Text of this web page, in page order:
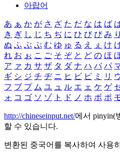
아랍어
あ ぁ か が さ ざ た だ な は ば
き ぎ し じ ち ぢ に ひ び ぴ み り
ぬ ふ ぶ ぷ む ゆ ゅ る え ぇ け
れ お ぉ こ ご そ ぞ と ど の ほ
ア ァ カ サ ザ タ ダ ナ ハ バ パ
ギ シ ジ チ ヂ ニ ヒ ビ ピ ミ リ
フ ブ プ ム ユ ュ ル エ ェ ケ ゲ
ォ コ ゴ ソ ゾ ト ド ノ ホ ボ ポ
http://chineseinput.net/에서 pinyin(
할 수 있습니다.
변환된 중국어를 복사하여 사용